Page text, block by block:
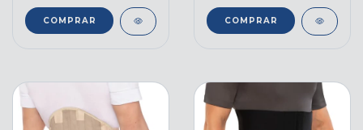
COMPRAR COMPRAR